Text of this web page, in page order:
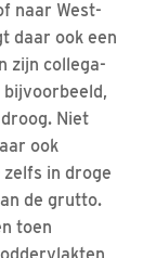
naar West-
daar ook een
zijn collega-
Niet
ook
in droge
de grutto.
toen